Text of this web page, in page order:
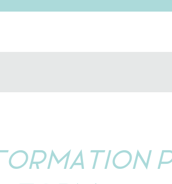
ORMA TION